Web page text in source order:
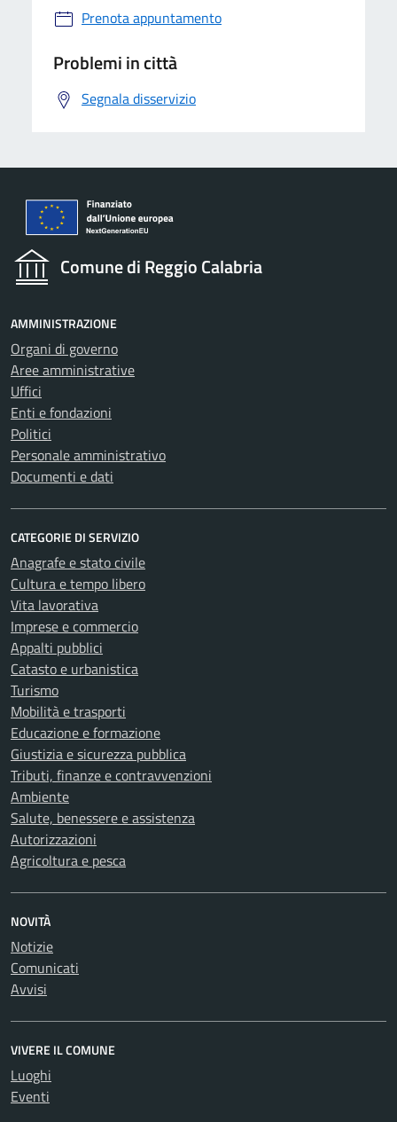
Prenota appuntamento
Problemi in città
Segnala disservizio
Comune di Reggio Calabria
AMMINISTRAZIONE
Organi di governo
Aree amministrative
Uffici
Enti e fondazioni
Politici
Personale amministrativo
Documenti e dati
CATEGORIE DI SERVIZIO
Anagrafe e stato civile
Cultura e tempo libero
Vita lavorativa
Imprese e commercio
Appalti pubblici
Catasto e urbanistica
Turismo
Mobilità e trasporti
Educazione e formazione
Giustizia e sicurezza pubblica
Tributi, finanze e contravvenzioni
Ambiente
Salute, benessere e assistenza
Autorizzazioni
Agricoltura e pesca
NOVITÀ
Notizie
Comunicati
Avvisi
VIVERE IL COMUNE
Luoghi
Eventi